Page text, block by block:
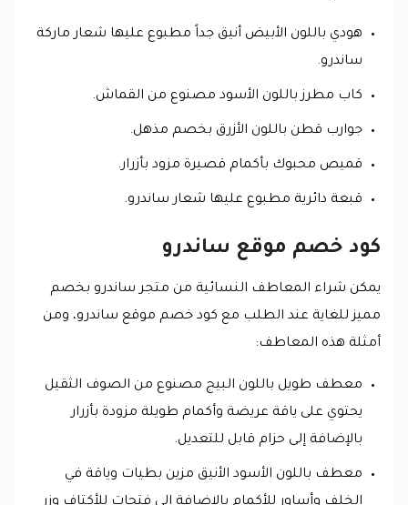
هودي باللون الأبيض أنيق جداً مطبوع عليها شعار ماركة
ساندرو.
كاب مطرز باللون الأسود مصنوع من القماش.
جوارب قطن باللون الأزرق بخصم مذهل.
قميص محبوك بأكمام قصيرة مزود بأزرار.
قبعة دائرية مطبوع عليها شعار ساندرو.
كود خصم موقع ساندرو
يمكن شراء المعاطف النسائية من متجر ساندرو بخصم
مميز للغاية عند الطلب مع كود خصم موقع ساندرو، ومن
أمثلة هذه المعاطف:
معطف طويل باللون البيج مصنوع من الصوف الثقيل
يحتوي على ياقة عريضة وأكمام طويلة مزودة بأزرار
بالإضافة إلى حزام قابل للتعديل.
معطف باللون الأسود الأنيق مزين بطيات وياقة في